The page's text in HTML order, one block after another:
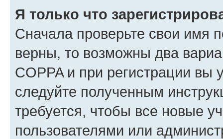
Я только что
Сначала проверьте свои имя
верны, то возможны два
COPPA и при регистрации вы
следуйте полученным
требуется, чтобы все новые
пользователями или